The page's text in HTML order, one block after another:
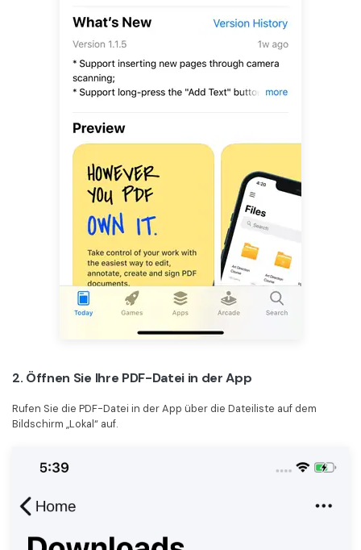
2. Öffnen Sie Ihre PDF-Datei in der App
Rufen Sie die PDF-Datei in der App über die Dateiliste auf dem
Bildschirm „Lokal“ auf.